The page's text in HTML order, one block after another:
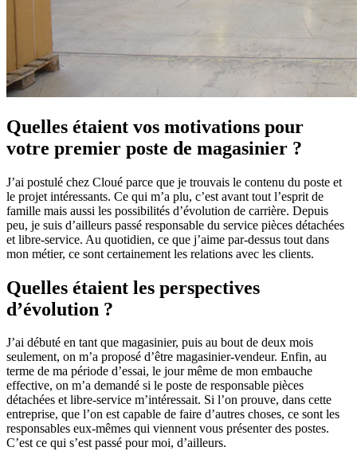
Quelles étaient vos motivations pour
votre premier poste de magasinier ?
J’ai postulé chez Cloué parce que je trouvais le contenu du poste et
le projet intéressants. Ce qui m’a plu, c’est avant tout l’esprit de
famille mais aussi les possibilités d’évolution de carrière. Depuis
peu, je suis d’ailleurs passé responsable du service pièces détachées
et libre-service. Au quotidien, ce que j’aime par-dessus tout dans
mon métier, ce sont certainement les relations avec les clients.
Quelles étaient les perspectives
d’évolution ?
J’ai débuté en tant que magasinier, puis au bout de deux mois
seulement, on m’a proposé d’être magasinier-vendeur. Enfin, au
terme de ma période d’essai, le jour même de mon embauche
effective, on m’a demandé si le poste de responsable pièces
détachées et libre-service m’intéressait. Si l’on prouve, dans cette
entreprise, que l’on est capable de faire d’autres choses, ce sont les
responsables eux-mêmes qui viennent vous présenter des postes.
C’est ce qui s’est passé pour moi, d’ailleurs.